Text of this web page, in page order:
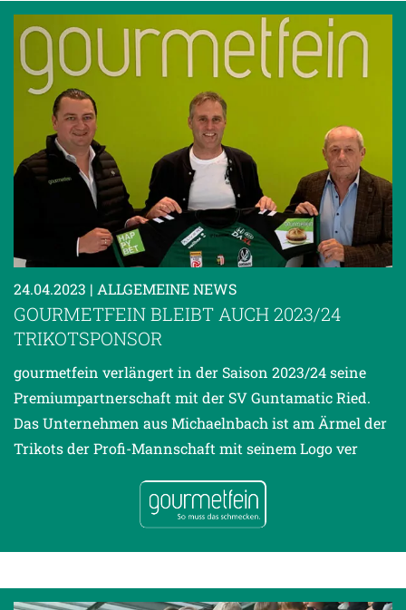
24.04.2023 | ALLGEMEINE NEWS
GOURMETFEIN BLEIBT AUCH 2023/24
TRIKOTSPONSOR
gourmetfein verlängert in der Saison 2023/24 seine
Premiumpartnerschaft mit der SV Guntamatic Ried.
Das Unternehmen aus Michaelnbach ist am Ärmel der
Trikots der Profi-Mannschaft mit seinem Logo ver